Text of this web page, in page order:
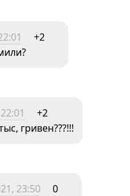
+2
+2
гривен???!!!
23:50
0